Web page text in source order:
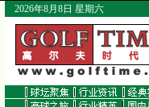
2026年8月8日 星期六